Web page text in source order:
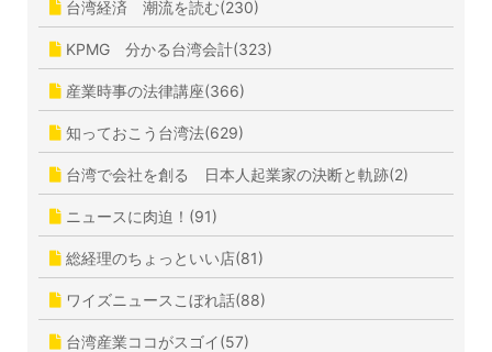
台湾経済 潮流を読む(230)
KPMG 分かる台湾会計(323)
産業時事の法律講座(366)
知っておこう台湾法(629)
台湾で会社を創る 日本人起業家の決断と軌跡(2)
ニュースに肉迫！(91)
総経理のちょっといい店(81)
ワイズニュースこぼれ話(88)
台湾産業ココがスゴイ(57)